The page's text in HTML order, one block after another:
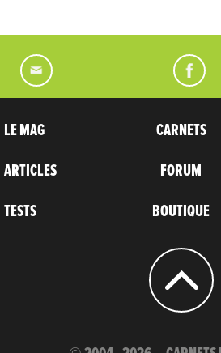
LE MAG
ARTICLES
TESTS
CARNETS
FORUM
BOUTIQUE